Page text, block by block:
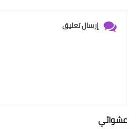
إرسال تعليق
عشوائي